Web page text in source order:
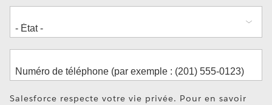
Salesforce respecte votre vie privée. Pour en savoir